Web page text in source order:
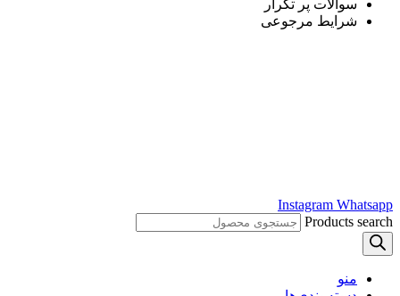
سوالات پر تکرار
شرایط مرجوعی
Instagram Whatsapp
Products search
منو